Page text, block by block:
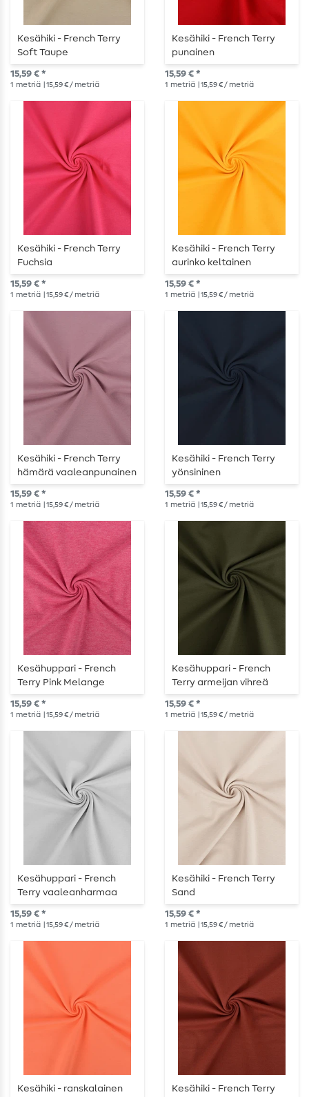
Kesähiki - French Terry
Soft Taupe
15,59 € *
1 metriä | 15,59 € / metriä
Kesähiki - French Terry
punainen
15,59 € *
1 metriä | 15,59 € / metriä
Kesähiki - French Terry
Fuchsia
15,59 € *
1 metriä | 15,59 € / metriä
Kesähiki - French Terry
aurinko keltainen
15,59 € *
1 metriä | 15,59 € / metriä
Kesähiki - French Terry
hämärä vaaleanpunainen
15,59 € *
1 metriä | 15,59 € / metriä
Kesähiki - French Terry
yönsininen
15,59 € *
1 metriä | 15,59 € / metriä
Kesähuppari - French
Terry Pink Melange
15,59 € *
1 metriä | 15,59 € / metriä
Kesähuppari - French
Terry armeijan vihreä
15,59 € *
1 metriä | 15,59 € / metriä
Kesähuppari - French
Terry vaaleanharmaa
15,59 € *
1 metriä | 15,59 € / metriä
Kesähiki - French Terry
Sand
15,59 € *
1 metriä | 15,59 € / metriä
Kesähiki - ranskalainen
Kesähiki - French Terry